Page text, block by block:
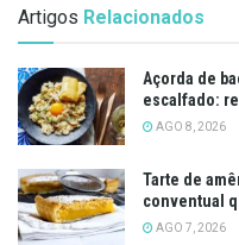
Artigos Relacionados
Açorda de
escalfado:
AGO 8, 2026
Tarte de
conventual
AGO 7, 2026